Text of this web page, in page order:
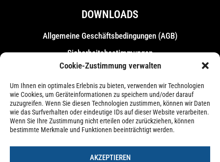
Cookie-Zustimmung verwalten
Um Ihnen ein optimales Erlebnis zu bieten, verwenden wir Technologien
wie Cookies, um Geräteinformationen zu speichern und/oder darauf
zuzugreifen. Wenn Sie diesen Technologien zustimmen, können wir Daten
wie das Surfverhalten oder eindeutige IDs auf dieser Website verarbeiten.
Wenn Sie Ihre Zustimmung nicht erteilen oder zurückziehen, können
bestimmte Merkmale und Funktionen beeinträchtigt werden.
AKZEPTIEREN
DOWNLOADS
Allgemeine Geschäfts­bedingungen (AGB)
Sicherheitsbestimmungen
Messebestimmungen